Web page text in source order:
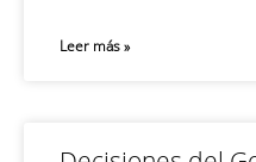
Leer más »